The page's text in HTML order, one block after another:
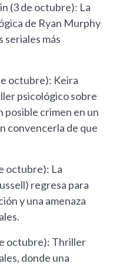
(3 de octubre): La
de Ryan Murphy
seriales más
octubre): Keira
psicológico sobre
posible crimen en un
convencerla de que
octubre): La
regresa para
y una amenaza
octubre): Thriller
donde una